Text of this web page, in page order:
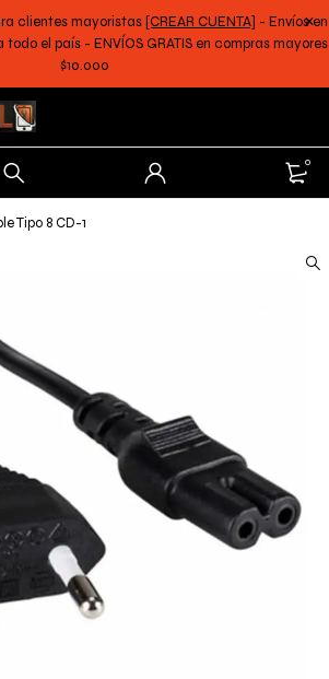
clientes mayoristas [CREAR CUENTA] - Envíos en
el país - ENVÍOS GRATIS en compras mayores
$10.000
0
Tipo 8 CD-1